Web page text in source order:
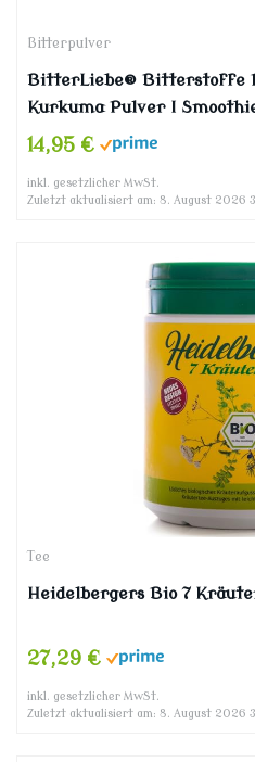
Bitterpulver
BitterLiebe® Bitterstoffe
Kurkuma Pulver I
für viele leckere Rezepte
14,95 €
inkl. gesetzlicher MwSt.
Zuletzt aktualisiert am: 8. August 2026
Tee
Heidelbergers Bio 7
27,29 €
inkl. gesetzlicher MwSt.
Zuletzt aktualisiert am: 8. August 2026